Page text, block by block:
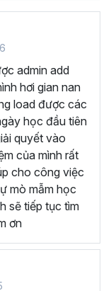
xuất toàn
cấp các con
nghiệp trên
BI thì cũng đừng
dẫn chi tiết
cụ trên Power
hữu ích trong
hành để bạn có
lý thuyết, tương
cách bạn sẽ
có
admin add
hơi gian nan
load được các
học đầu tiên
quyết vào
của mình rất
cho công việc
mò mẫm học
sẽ tiếp tục tìm
ơn